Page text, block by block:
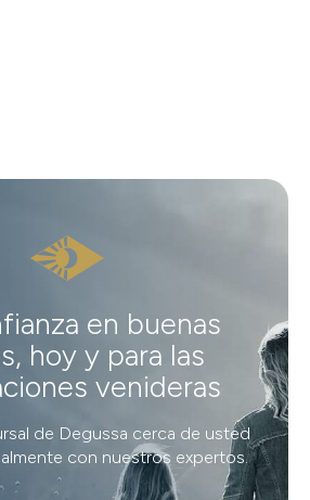
en buenas
hoy y para las
venideras
de Degussa cerca de usted
con nuestros expertos.